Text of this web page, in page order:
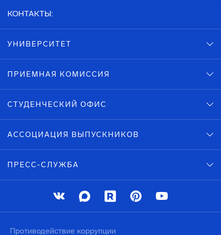
КОНТАКТЫ:
УНИВЕРСИТЕТ
ПРИЕМНАЯ КОМИССИЯ
СТУДЕНЧЕСКИЙ ОФИС
АССОЦИАЦИЯ ВЫПУСКНИКОВ
ПРЕСС-СЛУЖБА
Противодействие коррупции